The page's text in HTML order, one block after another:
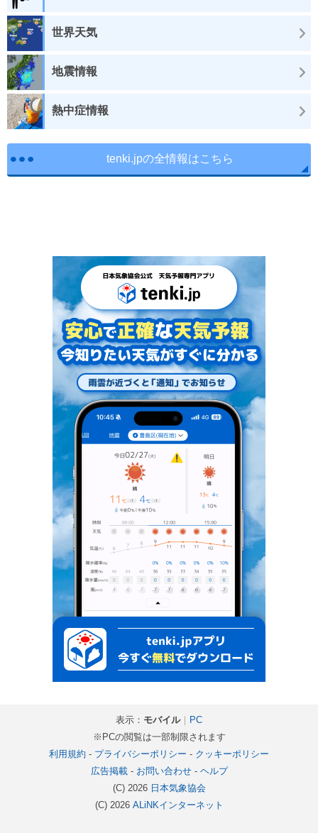
世界天気
地震情報
熱中症情報
tenki.jpの全情報はこちら
表示： モバイル｜ PC
※PCの閲覧は一部制限されます
利用規約 - プライバシーポリシー - クッキーポリシー
広告掲載- お問い合わせ- ヘルプ
(C) 2026 日本気象協会
(C) 2026 ALiNKインターネット